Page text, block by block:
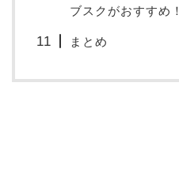
ブスクがおすすめ！
まとめ